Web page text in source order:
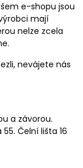
e-shopu jsou
mají
nelze zcela
nevájete nás
a závorou.
Čelní lišta 16